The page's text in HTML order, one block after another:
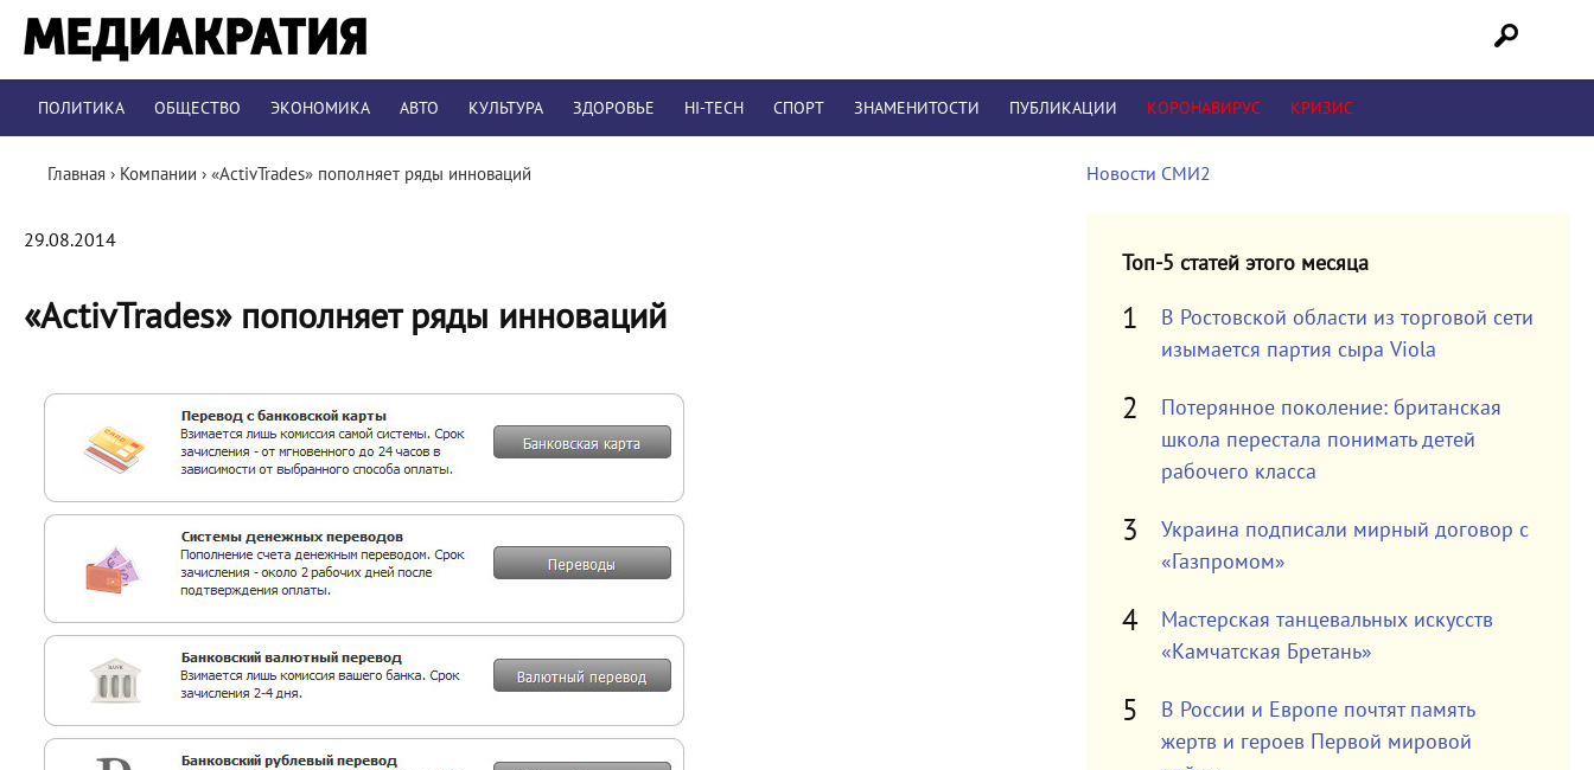
ПОЛИТИКА ОБЩЕСТВО ЭКОНОМИКА АВТО КУЛЬТУРА ЗДОРОВЬЕ HI-TECH СПОРТ ЗНАМЕНИТОСТИ ПУБЛИКАЦИИ КОРОНАВИРУС КРИЗИС
Главная › Компании › «ActivTrades» пополняет ряды инноваций
29.08.2014
«ActivTrades» пополняет ряды инноваций
Новости СМИ2
Топ-5 статей этого месяца
В Ростовской области из торговой сети
изымается партия сыра Viola
Потерянное поколение: британская
школа перестала понимать детей
рабочего класса
Украина подписали мирный договор с
«Газпромом»
Мастерская танцевальных искусств
«Камчатская Бретань»
В России и Европе почтят память
жертв и героев Первой мировой